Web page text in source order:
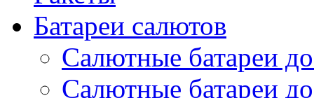
Батареи салютов
Салютные батареи
Салютные батареи